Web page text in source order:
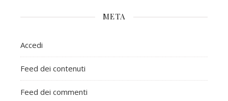
META
Accedi
Feed dei contenuti
Feed dei commenti